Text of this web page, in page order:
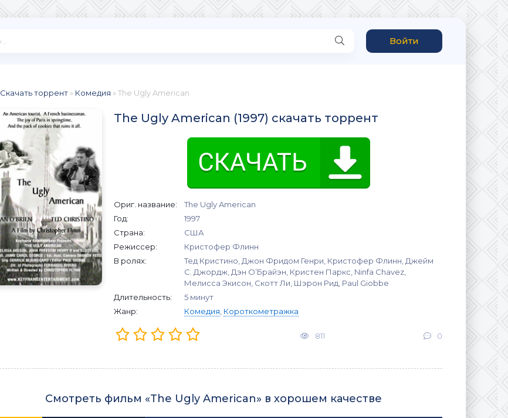
Войти
Скачать торрент » Комедия » The Ugly American
The Ugly American (1997) скачать торрент
Ориг. название:
The Ugly American
Год:
1997
Страна:
США
Режиссер:
Кристофер Флинн
В ролях:
Тед Кристино, Джон Фридом Генри, Кристофер Флинн, Джейм
С. Джордж, Дэн О’Брайэн, Кристен Паркс, Ninfa Chavez,
Мелисса Экисон, Скотт Ли, Шэрон Рид, Paul Giobbe
Длительность:
5 минут
Жанр:
Комедия Короткометражка
811 0
Смотреть фильм «The Ugly American» в хорошем качестве